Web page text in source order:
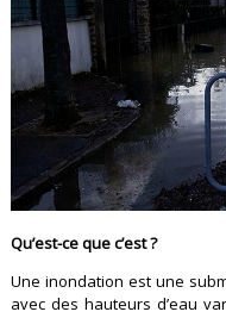
Qu’est-ce que c’est ?
Une inondation est une
avec des hauteurs d’eau